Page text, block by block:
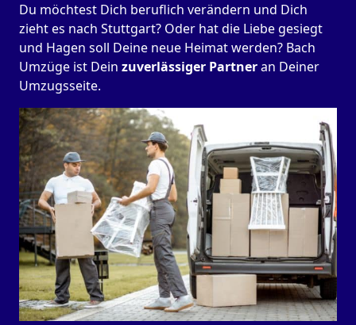
Du möchtest Dich beruflich verändern und Dich
zieht es nach Stuttgart? Oder hat die Liebe gesiegt
und Hagen soll Deine neue Heimat werden? Bach
Umzüge ist Dein zuverlässiger Partneran Deiner
Umzugsseite.